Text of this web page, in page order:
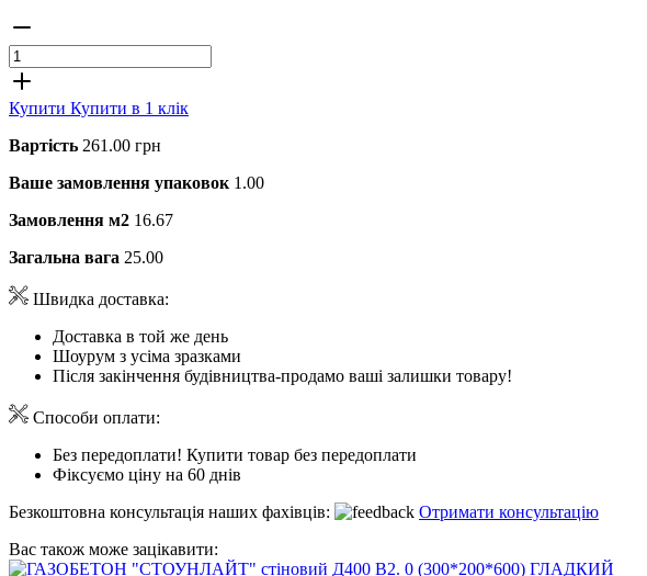
Купити Купити в 1 клік
Вартість 261.00 грн
Ваше замовлення упаковок 1.00
Замовлення м2 16.67
Загальна вага 25.00
Швидка доставка:
Доставка в той же день
Шоурум з усіма зразками
Після закінчення будівництва-продамо ваші залишки товару!
Способи оплати:
Без передоплати! Купити товар без передоплати
Фіксуємо ціну на 60 днів
Безкоштовна консультація наших фахівців:
Отримати консультацію
Вас також може зацікавити: